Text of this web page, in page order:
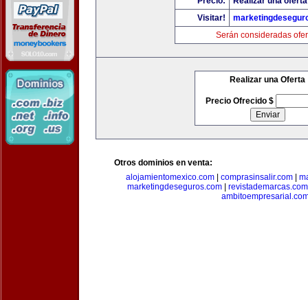
Visitar!
Serán consideradas
Realizar una Oferta
Precio Ofrecido $
Otros dominios en venta:
alojamientomexico.com| comprasinsalir.com|
marketingdeseguros.com
revistademarcas.com